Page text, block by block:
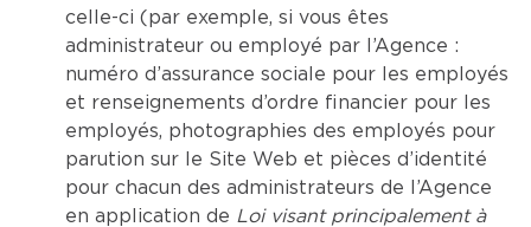
celle-ci (par exemple, si vous êtes
administrateur ou employé par l’Agence :
numéro d’assurance sociale pour les employés
et renseignements d’ordre financier pour les
employés, photographies des employés pour
parution sur le Site Web et pièces d’identité
pour chacun des administrateurs de l’Agence
en application de Loi visant principalement à